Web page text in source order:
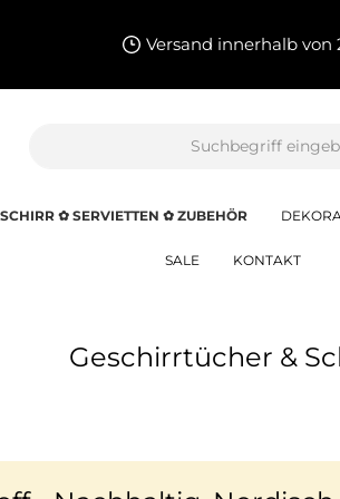
Versand innerhalb von
✿ SERVIETTEN ✿ ZUBEHÖR
SALE KONTAKT
Geschirrtücher &